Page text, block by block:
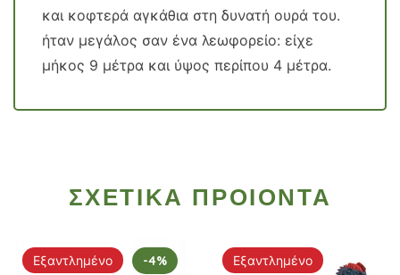
και κοφτερά αγκάθια στη δυνατή ουρά του.
ήταν μεγάλος σαν ένα λεωφορείο: είχε
μήκος 9 μέτρα και ύψος περίπου 4 μέτρα.
ΣΧΕΤΙΚΑ ΠΡΟΙΟΝΤΑ
Εξαντλημένο -4% Εξαντλημένο